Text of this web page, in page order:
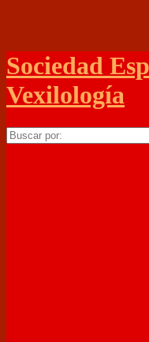
Sociedad
Vexilología
Buscar
por: